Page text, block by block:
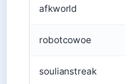
afkworld
robotcowoe
soulianstreak